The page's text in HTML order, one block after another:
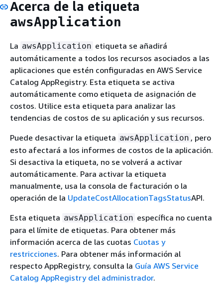
Acerca de la etiqueta
awsApplication
La awsApplication etiqueta se añadirá
automáticamente a todos los recursos asociados a las
aplicaciones que estén configuradas en AWS Service
Catalog AppRegistry. Esta etiqueta se activa
automáticamente como etiqueta de asignación de
costos. Utilice esta etiqueta para analizar las
tendencias de costos de su aplicación y sus recursos.
Puede desactivar la etiqueta awsApplication , pero
esto afectará a los informes de costos de la aplicación.
Si desactiva la etiqueta, no se volverá a activar
automáticamente. Para activar la etiqueta
manualmente, usa la consola de facturación o la
operación de la UpdateCostAllocationTagsStatusAPI.
Esta etiqueta awsApplication específica no cuenta
para el límite de etiquetas. Para obtener más
información acerca de las cuotas Cuotas y
restricciones. Para obtener más información al
respecto AppRegistry, consulta la Guía AWS Service
Catalog AppRegistry del administrador.